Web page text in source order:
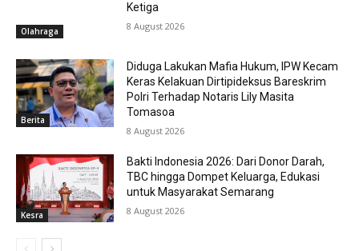
Olahraga
Ketiga
8 August 2026
Berita
Diduga Lakukan Mafia Hukum, IPW Kecam
Keras Kelakuan Dirtipideksus Bareskrim
Polri Terhadap Notaris Lily Masita
Tomasoa
8 August 2026
Kesra
Bakti Indonesia 2026: Dari Donor Darah,
TBC hingga Dompet Keluarga, Edukasi
untuk Masyarakat Semarang
8 August 2026